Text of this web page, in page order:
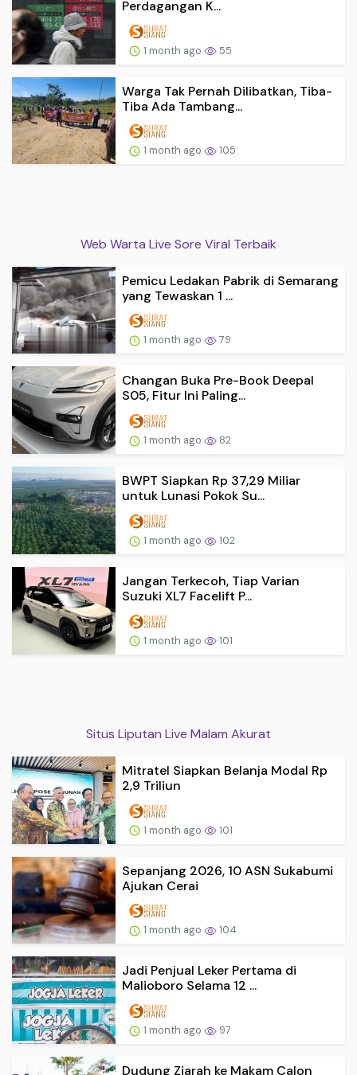
Perdagangan K...
1 month ago 55
Warga Tak Pernah Dilibatkan, Tiba-
Tiba Ada Tambang...
1 month ago 105
Web Warta Live Sore Viral Terbaik
Pemicu Ledakan Pabrik di Semarang
yang Tewaskan 1 ...
1 month ago 79
Changan Buka Pre-Book Deepal
S05, Fitur Ini Paling...
1 month ago 82
BWPT Siapkan Rp 37,29 Miliar
untuk Lunasi Pokok Su...
1 month ago 102
Jangan Terkecoh, Tiap Varian
Suzuki XL7 Facelift P...
1 month ago 101
Situs Liputan Live Malam Akurat
Mitratel Siapkan Belanja Modal Rp
2,9 Triliun
1 month ago 101
Sepanjang 2026, 10 ASN Sukabumi
Ajukan Cerai
1 month ago 104
Jadi Penjual Leker Pertama di
Malioboro Selama 12 ...
1 month ago 97
Dudung Ziarah ke Makam Calon